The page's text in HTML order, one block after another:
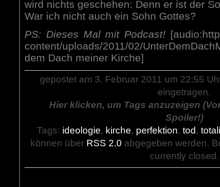
wird nichts geschehen: Denn er ist der
War ich nicht auch ein Sohn Gottes?
PS: Dieses Mal mit Podcast!
content/uploads/2011/02/
dem Dach meiner Kirche]
gepostet am 3. Februar 2011 um 22:55
eingetragen.
Hier klicken, um Tags anzuzeigen
Spoiler!)
Tags: ideologie, kirche, perfektion, tod ,
können über RSS 2.0 abgegeben werden.
currently closed.